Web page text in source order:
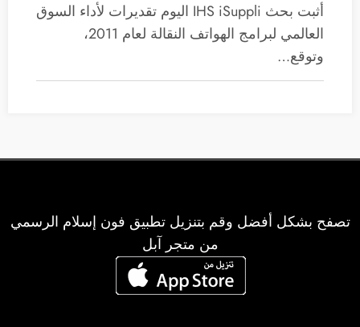
أثبت بحث IHS iSuppli اليوم تقديرات لأداء السوق
العالمي لبرامج الهواتف النقالة لعام 2011،
وتوقع…
تصفح بشكل أفضل وقم بتنزيل تطبيق فون إسلام الرسمي
من متجر آبل